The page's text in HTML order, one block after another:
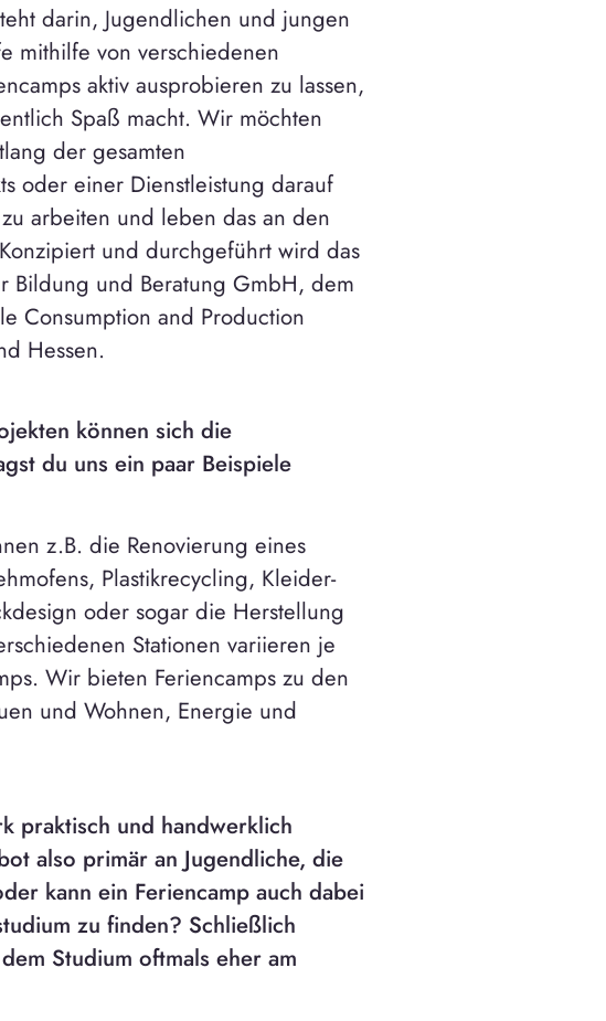
darin, Jugendlichen und jungen
mithilfe von verschiedenen
aktiv ausprobieren zu lassen,
Spaß macht. Wir möchten
der gesamten
oder einer Dienstleistung darauf
arbeiten und leben das an den
und durchgeführt wird das
Bildung und Beratung GmbH, dem
Consumption and Production
Hessen.
können sich die
du uns ein paar Beispiele
z.B. die Renovierung eines
Plastikrecycling, Kleider-
oder sogar die Herstellung
Stationen variieren je
Wir bieten Feriencamps zu den
und Wohnen, Energie und
praktisch und handwerklich
also primär an Jugendliche, die
kann ein Feriencamp auch dabei
zu finden? Schließlich
Studium oftmals eher am